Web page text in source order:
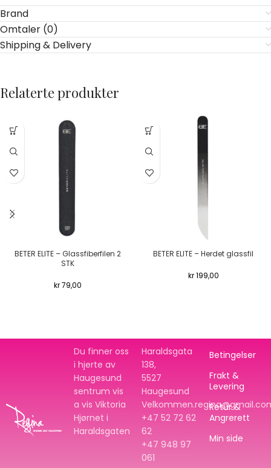
Brand
Omtaler (0)
Shipping & Delivery
Relaterte produkter
BETER ELITE – Glassfiberfilen 2
STK
kr79,00
BETER ELITE – Herdet glassfil
kr199,00
Du finner oss
i hjerte av
Haugesund
sentrum vis
a vis Viktoria
Hjørnet i
Haraldsgaten
Haraldsgata
138,
5527
Haugesund
+47 52 72 62
62
+47 948 97
061
Betingelser
Frakt &
Levering
Retur &
Angrerett
Min side